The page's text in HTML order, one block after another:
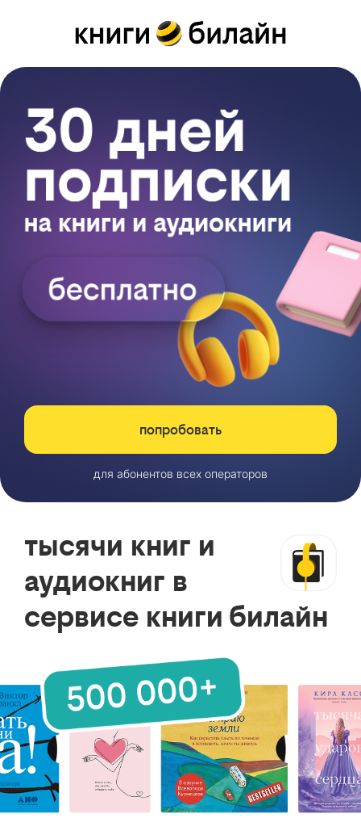
попробовать
для абонентов всех операторов
тысячи книг и
аудиокниг в
сервисе книги билайн